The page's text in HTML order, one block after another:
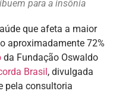
para a insônia
que afeta a maior
aproximadamente 72%
da Fundação Oswaldo
Brasil , divulgada
pela consultoria